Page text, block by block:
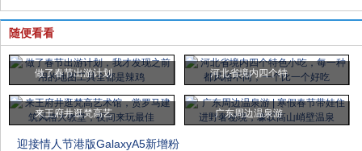
随便看看
做了春节出游计划 河北省境内四个特
来王府井逛梵高艺 广东周边温泉游
迎接情人节港版GalaxyA5新增粉